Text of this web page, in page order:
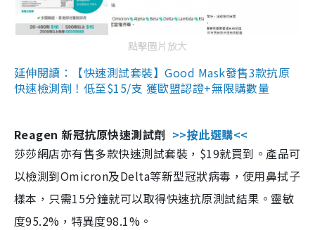
點擊圖片放大
延伸閱讀：【快速測試套裝】Good Mask發售3款抗原
快速檢測劑！低至$15/支 獲歐盟認證+無限購數量
Reagen 新冠抗原快速測試劑 >>按此選購<<
莎莎網店亦有售多款快速測試套裝，$19就買到。產品可
以檢測到Omicron及Delta等新型冠狀病毒，使用鼻拭子
樣本，只需15分鐘就可以取得快速抗原測試結果。靈敏
度95.2%，特異度98.1%。